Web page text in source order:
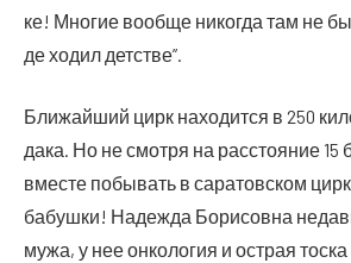
ке! Мно­гие вооб­ще нико­гда там не
де ходил детстве”.
Бли­жай­ший цирк нахо­дит­ся в 250
да­ка. Но не смот­ря на рас­сто­я­ние
вме­сте побы­вать в сара­тов­ском
бабуш­ки! Надеж­да Бори­сов­на
мужа, у нее онко­ло­гия и ост­рая